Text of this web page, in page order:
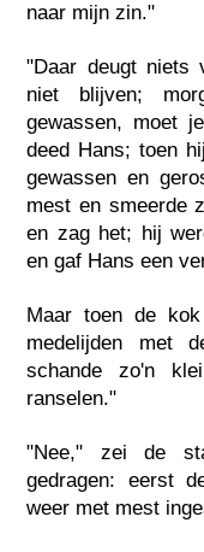
naar mijn zin."
"Daar deugt niets
niet blijven;
gewassen, moet
deed Hans; toen
gewassen en
mest en smeerde
en zag het; hij
en gaf Hans een
Maar toen de
medelijden met
schande zo'n
ranselen."
"Nee," zei de
gedragen: eerst
weer met mest